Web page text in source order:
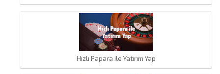
Hızlı Papara ile Yatırım Yap